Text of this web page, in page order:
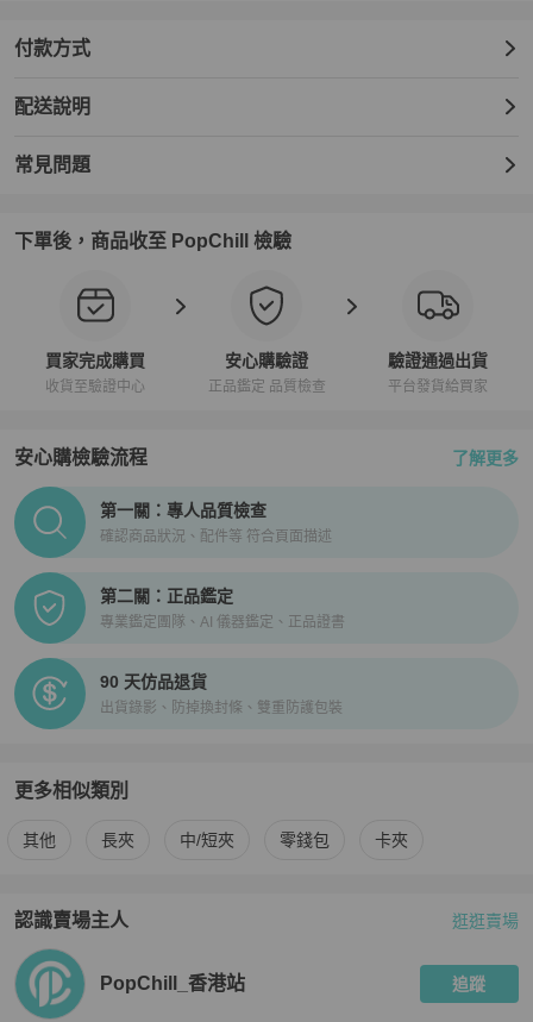
付款方式
配送說明
常見問題
下單後，商品收至 PopChill 檢驗
買家完成購買
收貨至驗證中心
安心購驗證
正品鑑定 品質檢查
驗證通過出貨
平台發貨給買家
安心購檢驗流程 了解更多
PopChill拍拍圈正品驗證、安心購檢驗流程介紹
第一關：專人品質檢查
確認商品狀況、配件等 符合頁面描述
第二關：正品鑑定
專業鑑定團隊、AI 儀器鑑定、正品證書
90 天仿品退貨
出貨錄影、防掉換封條、雙重防護包裝
更多相似類別
更多女士錢包 / 小皮件相似商品推薦
其他 長夾 中/短夾 零錢包 卡夾
認識賣場主人
PopChill 拍拍圈嚴選賣家
逛逛賣場
PopChill_香港站 追蹤